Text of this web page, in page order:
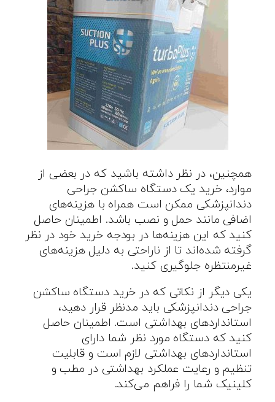
همچنین، در نظر داشته باشید که در بعضی از
موارد، خرید یک دستگاه ساکشن جراحی
دندانپزشکی ممکن است همراه با هزینه‌های
اضافی مانند حمل و نصب باشد. اطمینان حاصل
کنید که این هزینه‌ها در بودجه خرید خود در نظر
گرفته شده‌اند تا از ناراحتی به دلیل هزینه‌های
غیرمنتظره جلوگیری کنید.
یکی دیگر از نکاتی که در خرید دستگاه ساکشن
جراحی دندانپزشکی باید مدنظر قرار دهید،
استانداردهای بهداشتی است. اطمینان حاصل
کنید که دستگاه مورد نظر شما دارای
استانداردهای بهداشتی لازم است و قابلیت
تنظیم و رعایت عملکرد بهداشتی در مطب و
کلینیک شما را فراهم می‌کند.